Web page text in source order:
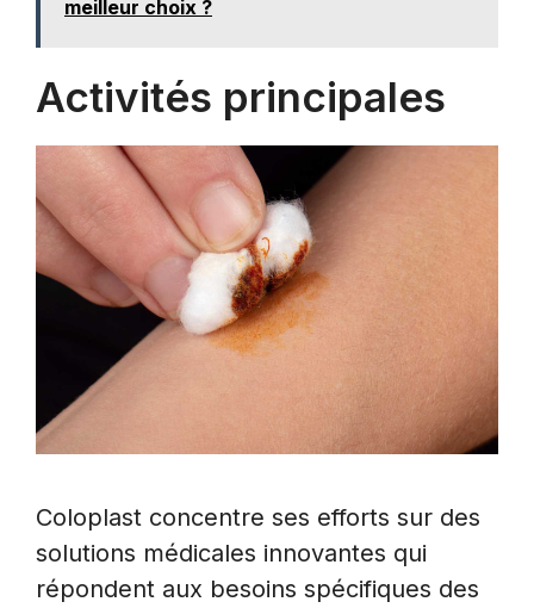
meilleur choix ?
Activités principales
Coloplast concentre ses efforts sur des
solutions médicales innovantes qui
répondent aux besoins spécifiques des